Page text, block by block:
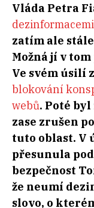
Vláda Petra
dezinformacemi
zatím ale
Možná jí v
Ve svém úsilí
blokování
webů. Poté
zase zrušen
tuto oblast. V
přesunula
bezpečnost
že neumí
slovo, o